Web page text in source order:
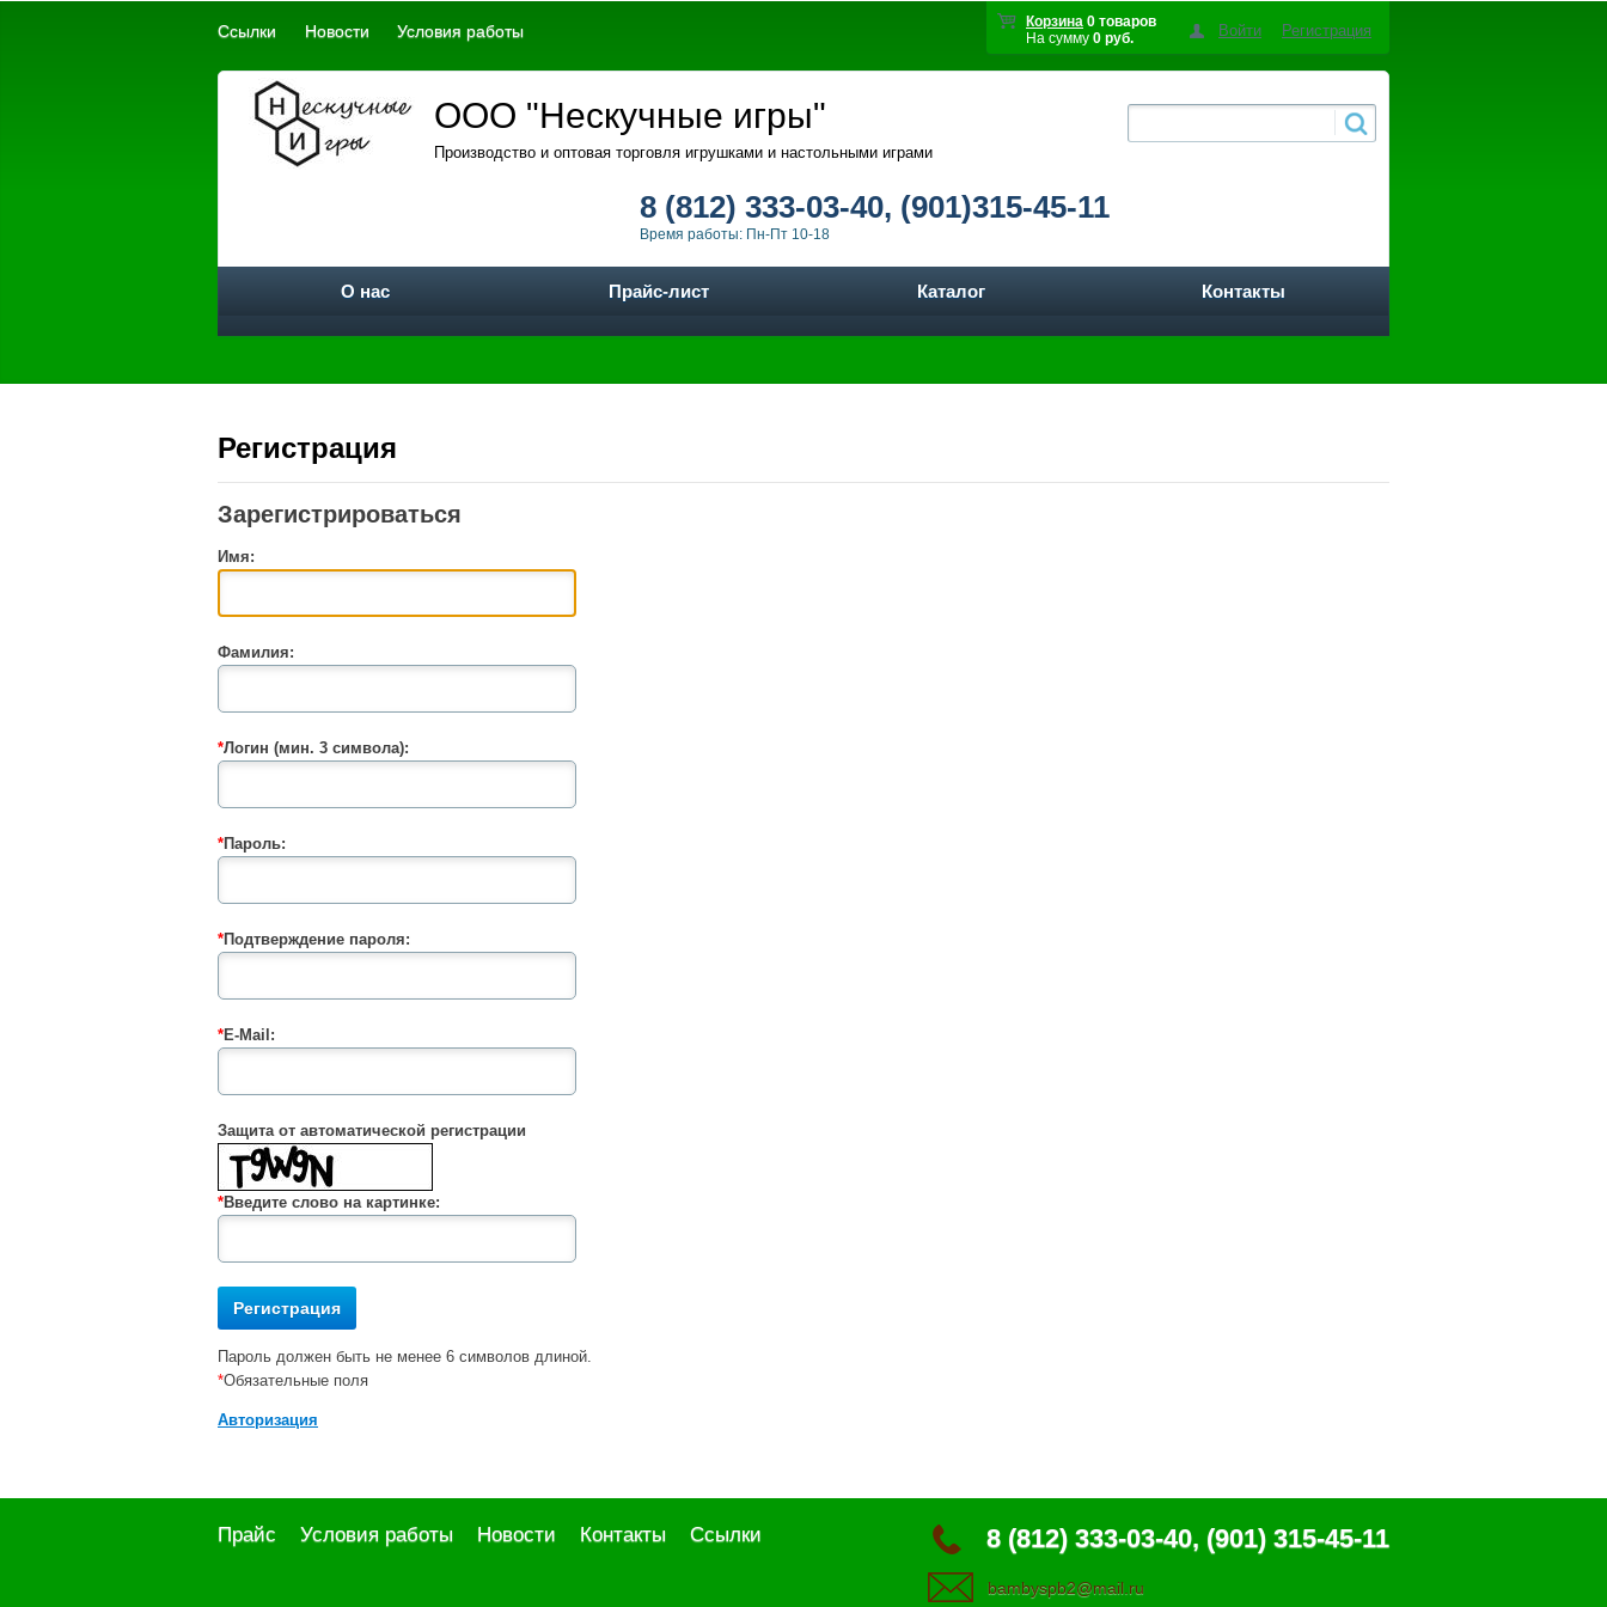
Корзина 0 товаров
На сумму 0 руб. Войти Регистрация
Ссылки Новости Условия работы
ООО "Нескучные игры"
Производство и оптовая торговля игрушками и настольными играми
8 (812) 333-03-40, (901)315-45-11
Время работы: Пн-Пт 10-18
О нас Прайс-лист Каталог Контакты
Регистрация
Зарегистрироваться
Имя:
Фамилия:
*Логин (мин. 3 символа):
*Пароль:
*Подтверждение пароля:
*E-Mail:
Защита от автоматической регистрации
*Введите слово на картинке:
Пароль должен быть не менее 6 символов длиной.
*Обязательные поля
Авторизация
8 (812) 333-03-40, (901) 315-45-11
bambyspb2@mail.ru
Прайс Условия работы Новости Контакты Ссылки